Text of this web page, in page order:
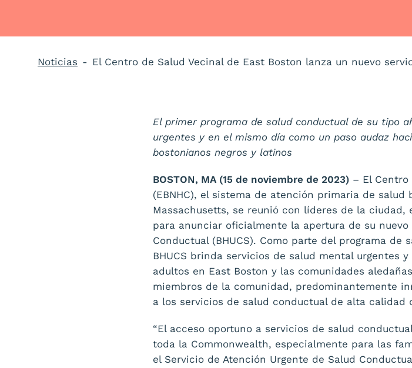
Noticias
El primer programa de salud conductual de su tipo
urgentes y en el mismo día como un paso audaz
bostonianos negros y latinos
BOSTON, MA (15 de noviembre de 2023) – El Centro
(EBNHC), el sistema de atención primaria de
Massachusetts, se reunió con líderes de la
para anunciar oficialmente la apertura de su
Conductual (BHUCS). Como parte del programa de
BHUCS brinda servicios de salud mental urgentes
adultos en East Boston y las comunidades
miembros de la comunidad, predominantemente
a los servicios de salud conductual de alta calidad
“El acceso oportuno a servicios de salud
toda la Commonwealth, especialmente para las
el Servicio de Atención Urgente de Salud